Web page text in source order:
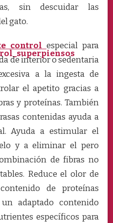
sin descuidar las
gato.
control especial para
de interior o sedentaria
a la ingesta de
el apetito gracias a
y proteínas. También
contenidas ayuda a
Ayuda a estimular el
y a eliminar el pero
de fibras no
Reduce el olor de
de proteínas
adaptado contenido
específicos para